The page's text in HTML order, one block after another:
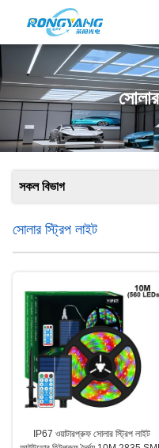
সকল বিভাগ
সোলার স্ট্রিপ লাইট
IP67 ওয়াটারপ্রুফ সোলার স্ট্রিপ লাইট